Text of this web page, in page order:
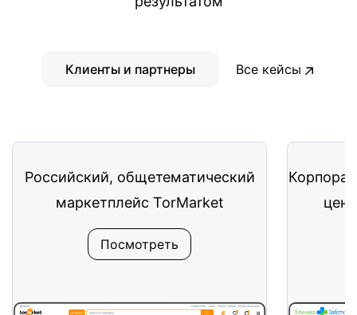
Клиенты и партнеры Все кейсы
Российский, общетематический
маркетплейс TorMarket
Посмотреть